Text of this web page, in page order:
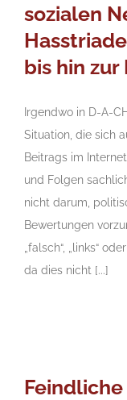
sozialen
bis hin
Irgendwo in D-A-
Situation, die sich
Beitrags im
und Folgen
nicht darum,
Bewertungen
„falsch“, „links“
da dies nicht [...]